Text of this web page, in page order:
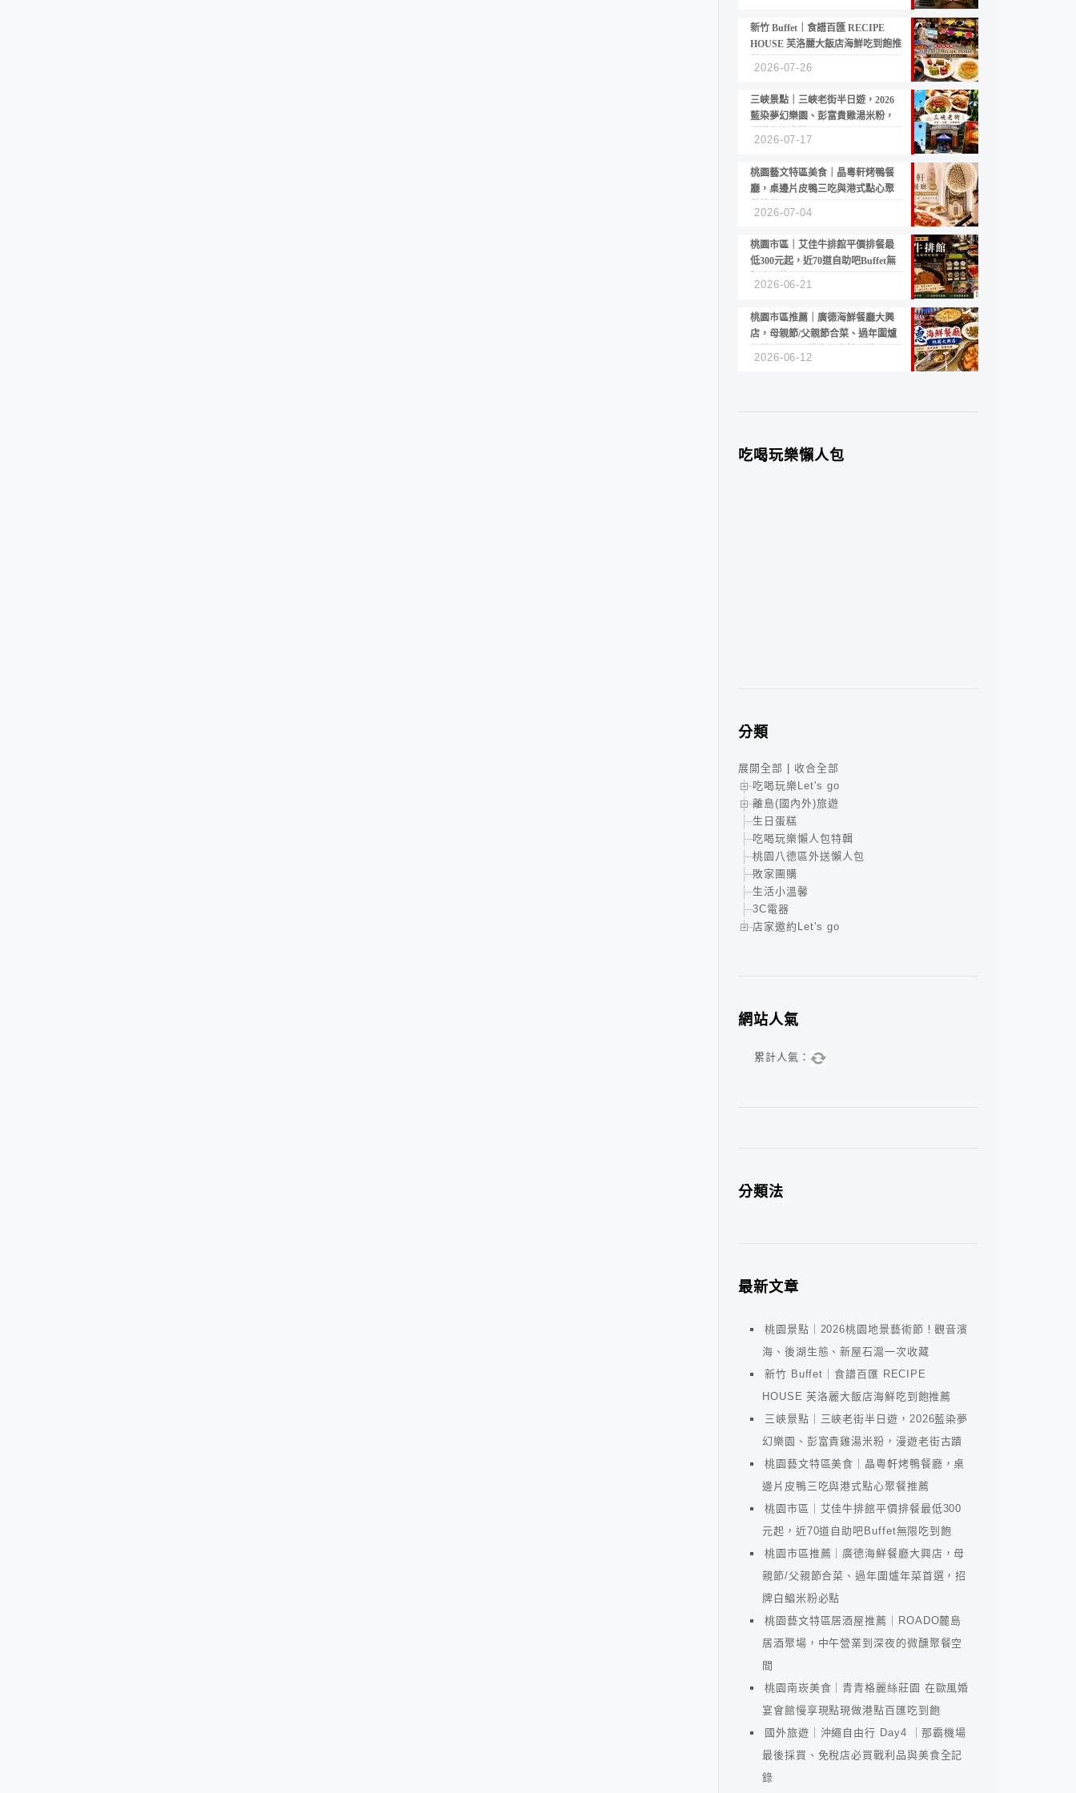
新竹 Buffet｜食譜百匯 RECIPE
HOUSE 芙洛麗大飯店海鮮吃到飽推
2026-07-26
三峽景點｜三峽老街半日遊，2026
藍染夢幻樂園、彭富貴雞湯米粉，
2026-07-17
桃園藝文特區美食｜晶粵軒烤鴨餐
廳，桌邊片皮鴨三吃與港式點心聚
2026-07-04
桃園市區｜艾佳牛排館平價排餐最
低300元起，近70道自助吧Buffet無
2026-06-21
桃園市區推薦｜廣德海鮮餐廳大興
店，母親節/父親節合菜、過年圍爐
2026-06-12
吃喝玩樂懶人包
分類
展開全部
收合全部
吃喝玩樂Let's go
離島(國內外)旅遊
生日蛋糕
吃喝玩樂懶人包特輯
桃園八德區外送懶人包
敗家團購
生活小溫馨
3C電器
店家邀約Let's go
網站人氣
累計人氣：
分類法
最新文章
桃園景點｜2026桃園地景藝術節！觀音濱
海、後湖生態、新屋石滬一次收藏
新竹 Buffet｜食譜百匯 RECIPE
HOUSE 芙洛麗大飯店海鮮吃到飽推薦
三峽景點｜三峽老街半日遊，2026藍染夢
幻樂園、彭富貴雞湯米粉，漫遊老街古蹟
桃園藝文特區美食｜晶粵軒烤鴨餐廳，桌
邊片皮鴨三吃與港式點心聚餐推薦
桃園市區｜艾佳牛排館平價排餐最低300
元起，近70道自助吧Buffet無限吃到飽
桃園市區推薦｜廣德海鮮餐廳大興店，母
親節/父親節合菜、過年圍爐年菜首選，招
牌白鯧米粉必點
桃園藝文特區居酒屋推薦｜ROADO麓島
居酒聚場，中午營業到深夜的微醺聚餐空
間
桃園南崁美食｜青青格麗絲莊園 在歐風婚
宴會館慢享現點現做港點百匯吃到飽
國外旅遊｜沖繩自由行 Day4 ｜那霸機場
最後採買、免稅店必買戰利品與美食全記
錄